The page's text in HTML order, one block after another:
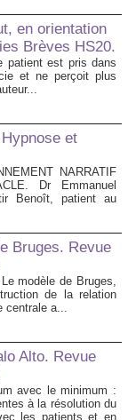
en orientation
Brèves HS20.
patient est pris dans
et ne perçoit plus
et
NARRATIF
Dr Emmanuel
Benoît, patient au
Bruges. Revue
modèle de Bruges,
de la relation
centrale a...
Alto. Revue
avec le minimum :
à la résolution du
les patients et en